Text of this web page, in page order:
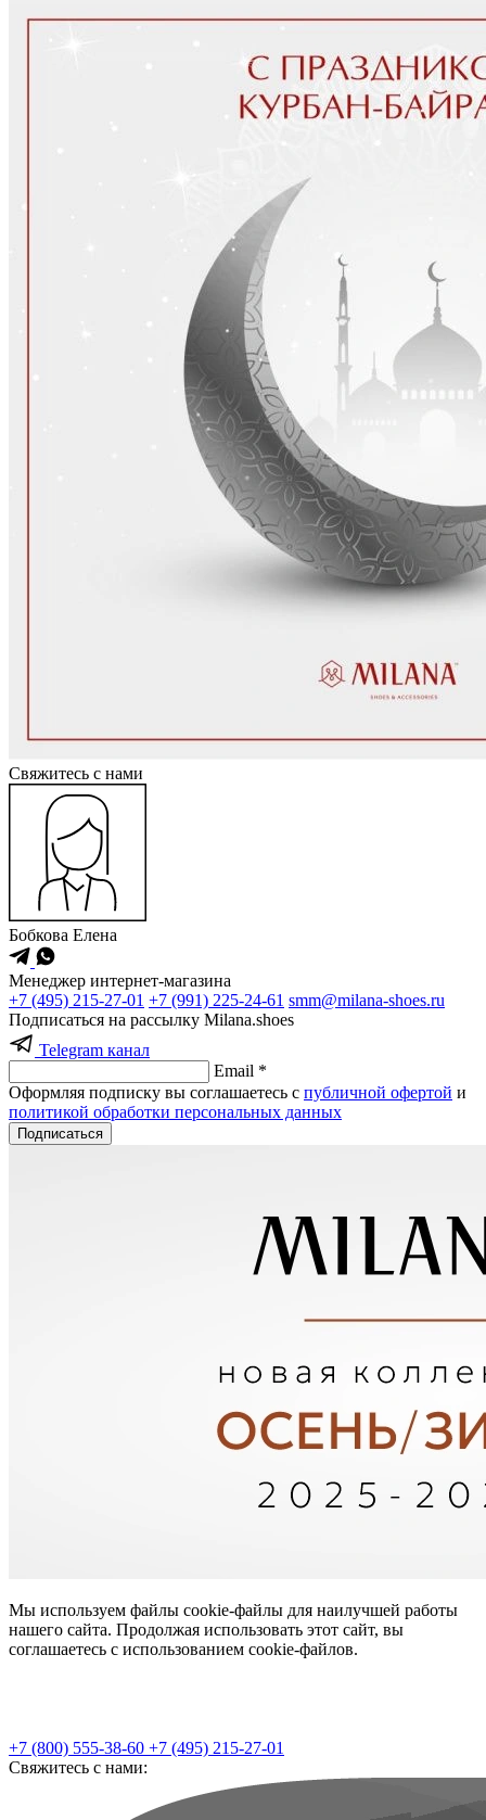
Cвяжитесь с нами
Бобкова Елена
Менеджер интернет-магазина
+7 (495) 215-27-01 +7 (991) 225-24-61 smm@milana-shoes.ru
Подписаться на рассылку Milana.shoes
Telegram канал
Email *
Оформляя подписку вы соглашаетесь с публичной офертой и
политикой обработки персональных данных
Подписаться
Мы используем файлы cookie-файлы для наилучшей работы
нашего сайта. Продолжая использовать этот сайт, вы
соглашаетесь с использованием cookie-файлов.
+7 (800) 555-38-60 +7 (495) 215-27-01
Свяжитесь с нами: